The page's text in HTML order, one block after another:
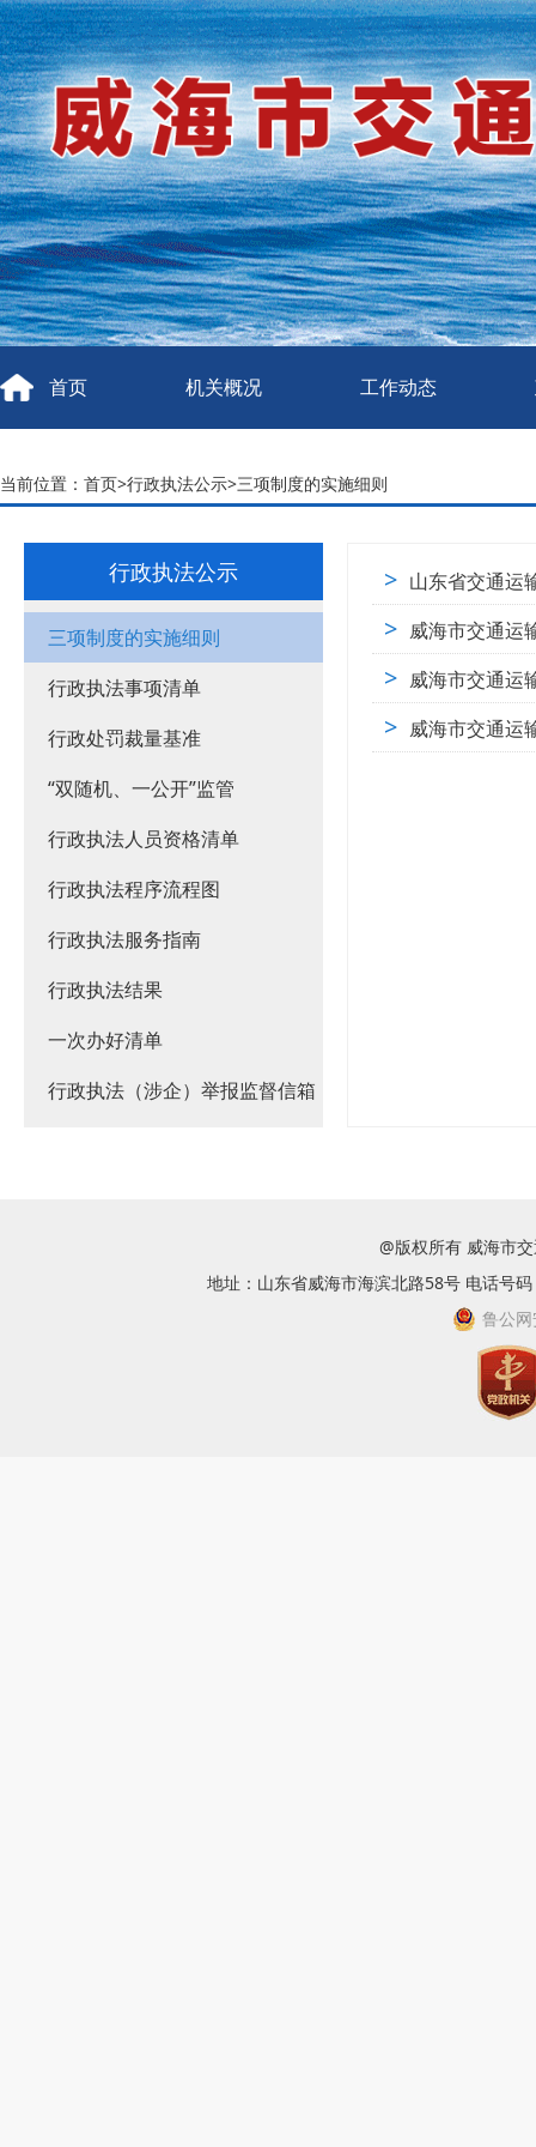
首页 机关概况 工作动态
当前位置： 首页>行政执法公示>三项制度的实施细则
行政执法公示
三项制度的实施细则
行政执法事项清单
行政处罚裁量基准
“双随机、一公开”监管
行政执法人员资格清单
行政执法程序流程图
行政执法服务指南
行政执法结果
一次办好清单
行政执法（涉企）举报监督信箱
> 山东省交通运
> 威海市交通运
> 威海市交通运
> 威海市交通运
@版权所有 威海市
地址：山东省威海市海滨北路58号 电话号
鲁公